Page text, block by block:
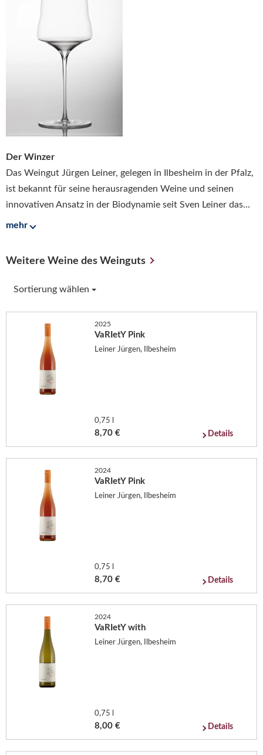
Der Winzer
Das Weingut Jürgen Leiner, gelegen in Ilbesheim in der Pfalz,
ist bekannt für seine herausragenden Weine und seinen
innovativen Ansatz in der Biodynamie seit Sven Leiner das...
mehr
Weitere Weine des Weinguts
Sortierung wählen
2025
VaRIetY Pink
Leiner Jürgen, Ilbesheim
0,75 l
8,70 € Details
2024
VaRIetY Pink
Leiner Jürgen, Ilbesheim
0,75 l
8,70 € Details
2024
VaRIetY with
Leiner Jürgen, Ilbesheim
0,75 l
8,00 € Details